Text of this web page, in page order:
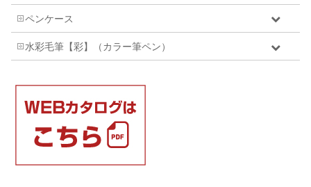
ペンケース
水彩毛筆【彩】（カラー筆ペン）